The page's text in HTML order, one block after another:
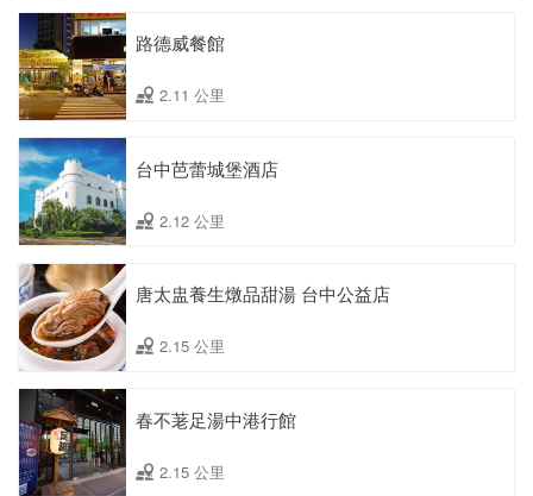
路德威餐館
2.11 公里
台中芭蕾城堡酒店
2.12 公里
唐太盅養生燉品甜湯 台中公益店
2.15 公里
春不荖足湯中港行館
2.15 公里